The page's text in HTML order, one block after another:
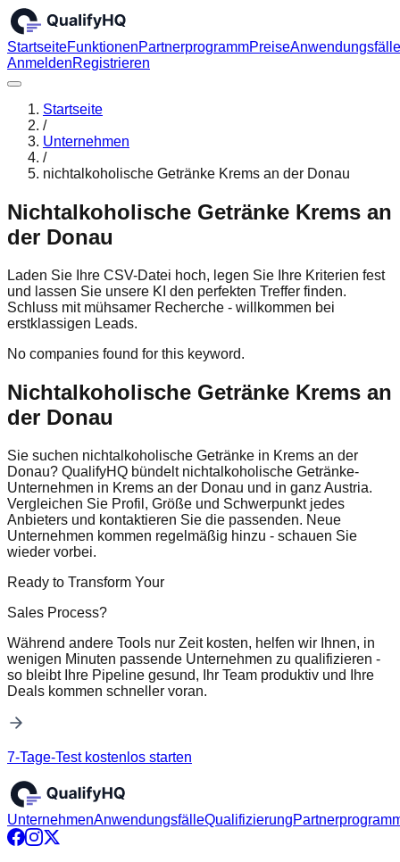
StartseiteFunktionenPartnerprogrammPreiseAnwendungsfälle
AnmeldenRegistrieren
Startseite
/
Unternehmen
/
nichtalkoholische Getränke Krems an der Donau
Nichtalkoholische Getränke Krems an
der Donau
Laden Sie Ihre CSV-Datei hoch, legen Sie Ihre Kriterien fest
und lassen Sie unsere KI den perfekten Treffer finden.
Schluss mit mühsamer Recherche - willkommen bei
erstklassigen Leads.
No companies found for this keyword.
Nichtalkoholische Getränke Krems an
der Donau
Sie suchen nichtalkoholische Getränke in Krems an der
Donau? QualifyHQ bündelt nichtalkoholische Getränke-
Unternehmen in Krems an der Donau und in ganz Austria.
Vergleichen Sie Profil, Größe und Schwerpunkt jedes
Anbieters und kontaktieren Sie die passenden. Neue
Unternehmen kommen regelmäßig hinzu - schauen Sie
wieder vorbei.
Ready to Transform Your
Sales Process?
Während andere Tools nur Zeit kosten, helfen wir Ihnen, in
wenigen Minuten passende Unternehmen zu qualifizieren -
so bleibt Ihre Pipeline gesund, Ihr Team produktiv und Ihre
Deals kommen schneller voran.
7-Tage-Test kostenlos starten
UnternehmenAnwendungsfälleQualifizierung